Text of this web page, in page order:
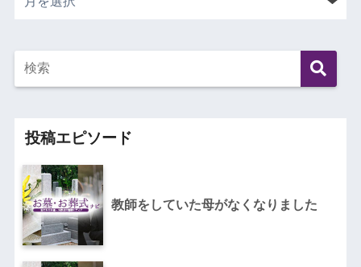
投稿エピソード
教師をしていた母がなくなりました